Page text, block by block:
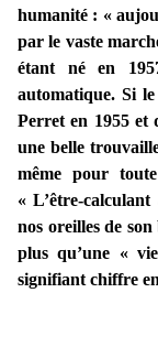
humanité : «
par le vaste
étant né en
automatique. Si
Perret en 1955 et
une belle
même pour
« L’être-
nos oreilles de
plus qu’une «
signifiant chiffre